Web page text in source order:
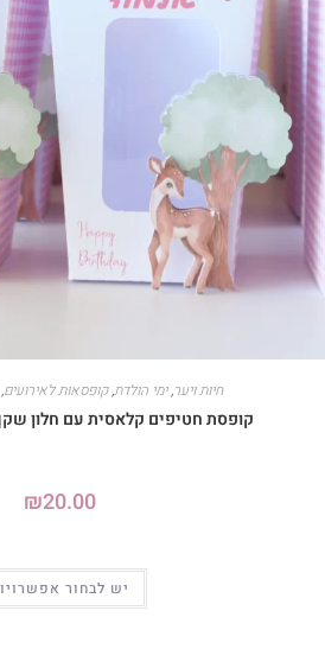
חיות ויער,ימי הולדת,קופסאות לאירועים
קופסת חטיפים קלאסית עם חלון
₪20.00
יש לבחור